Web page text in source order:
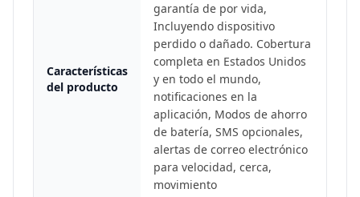
Características
del producto
garantía de por vida,
Incluyendo dispositivo
perdido o dañado. Cobertura
completa en Estados Unidos
y en todo el mundo,
notificaciones en la
aplicación, Modos de ahorro
de batería, SMS opcionales,
alertas de correo electrónico
para velocidad, cerca,
movimiento